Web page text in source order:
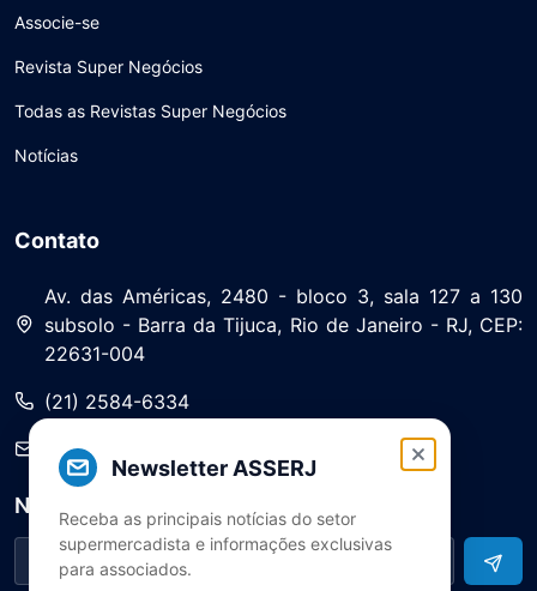
Newsletter ASSERJ
Receba as principais notícias do setor
supermercadista e informações exclusivas
para associados.
Associe-se
Revista Super Negócios
Todas as Revistas Super Negócios
Notícias
Contato
Av. das Américas, 2480 - bloco 3, sala 127 a 130
subsolo - Barra da Tijuca, Rio de Janeiro - RJ, CEP:
22631-004
(21) 2584-6334
saa@asserj.com.br
Newsletter